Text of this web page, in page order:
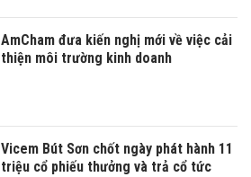
AmCham đưa kiến nghị mới về việc cải
thiện môi trường kinh doanh
Vicem Bút Sơn chốt ngày phát hành 11
triệu cổ phiếu thưởng và trả cổ tức